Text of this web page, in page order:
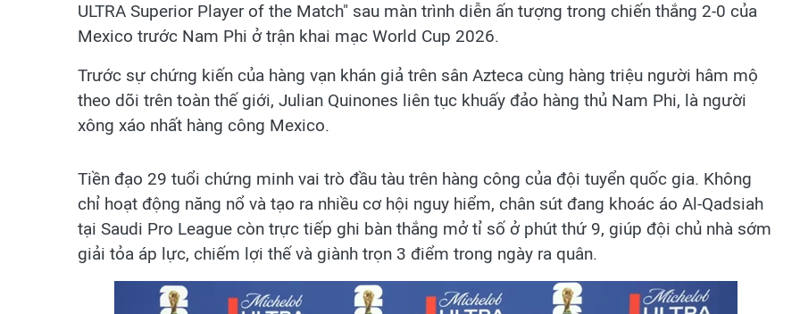
ULTRA Superior Player of the Match" sau màn trình diễn ấn tượng trong chiến thắng 2-0 của
Mexico trước Nam Phi ở trận khai mạc World Cup 2026.
Trước sự chứng kiến của hàng vạn khán giả trên sân Azteca cùng hàng triệu người hâm mộ
theo dõi trên toàn thế giới, Julian Quinones liên tục khuấy đảo hàng thủ Nam Phi, là người
xông xáo nhất hàng công Mexico.
Tiền đạo 29 tuổi chứng minh vai trò đầu tàu trên hàng công của đội tuyển quốc gia. Không
chỉ hoạt động năng nổ và tạo ra nhiều cơ hội nguy hiểm, chân sút đang khoác áo Al-Qadsiah
tại Saudi Pro League còn trực tiếp ghi bàn thắng mở tỉ số ở phút thứ 9, giúp đội chủ nhà sớm
giải tỏa áp lực, chiếm lợi thế và giành trọn 3 điểm trong ngày ra quân.